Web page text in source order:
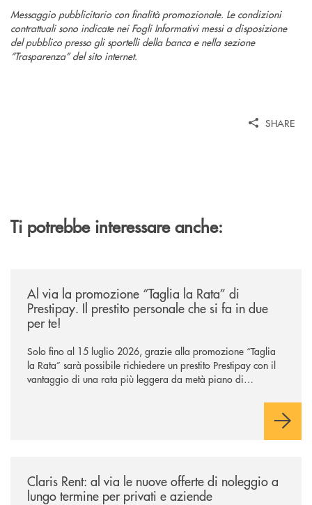
Messaggio pubblicitario con finalità promozionale. Le condizioni
contrattuali sono indicate nei Fogli Informativi messi a disposizione
del pubblico presso gli sportelli della banca e nella sezione
“Trasparenza” del sito internet.
SHARE
Ti potrebbe interessare anche:
Al via la promozione “Taglia la Rata” di
Prestipay. Il prestito personale che si fa in due
per te!
Solo fino al 15 luglio 2026, grazie alla promozione “Taglia
la Rata” sarà possibile richiedere un prestito Prestipay con il
vantaggio di una rata più leggera da metà piano di
Claris Rent: al via le nuove offerte di noleggio a
lungo termine per privati e aziende